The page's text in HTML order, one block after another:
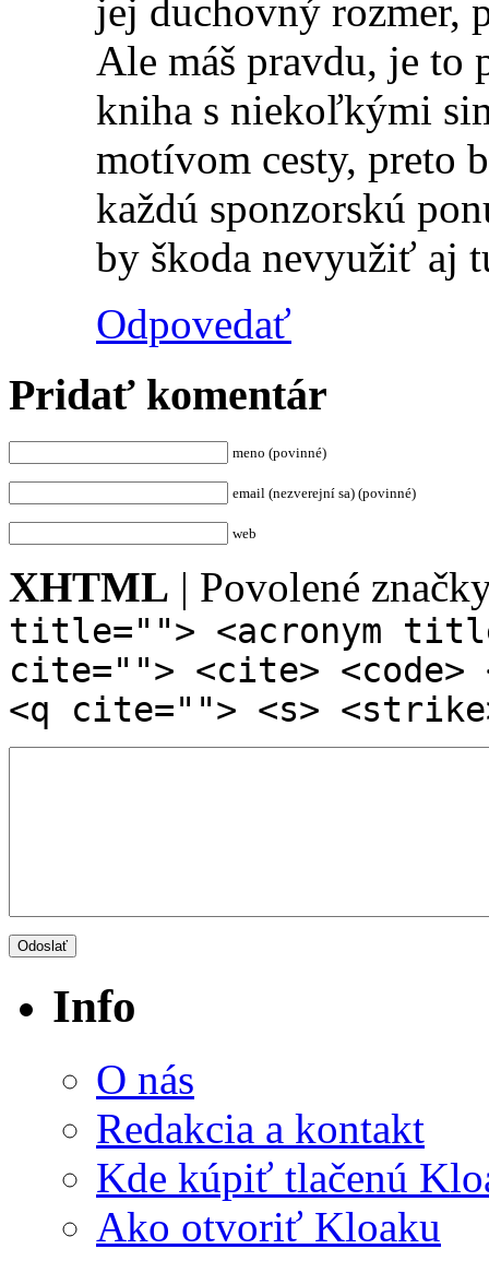
jej duchovný rozmer,
Ale máš pravdu, je to
kniha s niekoľkými
motívom cesty, preto
každú sponzorskú
by škoda nevyužiť aj
Odpovedať
Pridať komentár
meno (povinné)
email (nezverejní sa) (povinné)
web
XHTML | Povolené
title=""> <acronym
cite=""> <cite> <code>
<q cite=""> <s>
Info
O nás
Redakcia a kontakt
Kde kúpiť tlačenú
Ako otvoriť Kloaku